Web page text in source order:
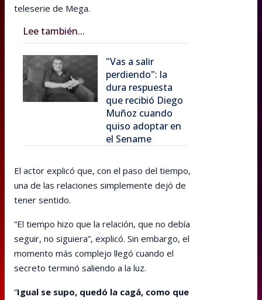
teleserie de Mega.
Lee también...
"Vas a salir
perdiendo": la
dura respuesta
que recibió Diego
Muñoz cuando
quiso adoptar en
el Sename
El actor explicó que, con el paso del tiempo,
una de las relaciones simplemente dejó de
tener sentido.
“El tiempo hizo que la relación, que no debía
seguir, no siguiera”, explicó. Sin embargo, el
momento más complejo llegó cuando el
secreto terminó saliendo a la luz.
“Igual se supo, quedó la cagá, como que